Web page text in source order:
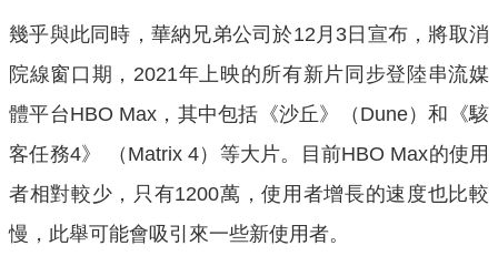
幾乎與此同時，華納兄弟公司於12月3日宣布，將取消
院線窗口期，2021年上映的所有新片同步登陸串流媒
體平台HBO Max，其中包括《沙丘》（Dune）和《駭
客任務4》 （Matrix 4）等大片。目前HBO Max的使用
者相對較少，只有1200萬，使用者增長的速度也比較
慢，此舉可能會吸引來一些新使用者。